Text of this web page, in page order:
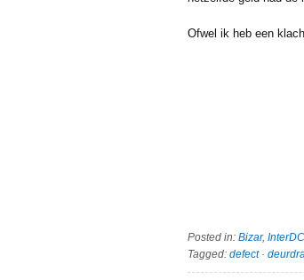
Ofwel ik heb een
Posted in: Bizar, InterDC
Tagged: defect·